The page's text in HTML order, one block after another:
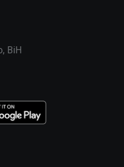
BiH